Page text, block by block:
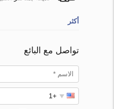
أكثر
تواصل مع البائع